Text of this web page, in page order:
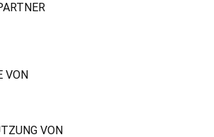
VON
VON